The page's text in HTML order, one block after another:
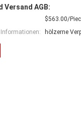
Versand AGB:
$563.00/
hölzerne